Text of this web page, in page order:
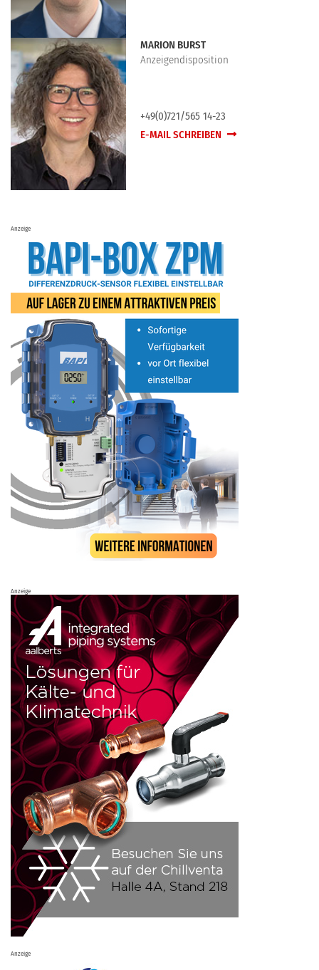
MARION BURST
Anzeigendisposition
+49(0)721/565 14-23
E-MAIL SCHREIBEN
Anzeige
Anzeige
Anzeige